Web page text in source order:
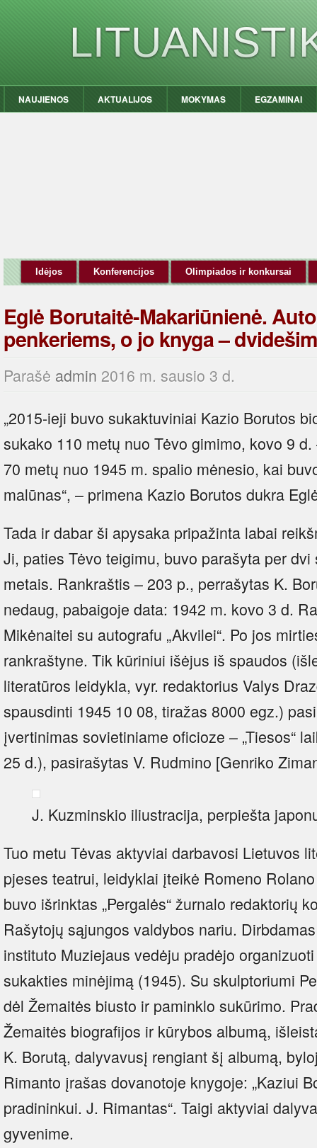
NAUJIENOS AKTUALIJOS MOKYMAS EGZAMINAI
Idėjos Konferencijos Olimpiados ir konkursai
Eglė Borutaitė-Makariūnienė.
penkeriems, o jo knyga –
Parašė admin 2016 m. sausio 3 d.
„2015-ieji buvo sukaktuviniai Kazio Borutos
sukako 110 metų nuo Tėvo gimimo, kovo 9
70 metų nuo 1945 m. spalio mėnesio, kai
malūnas“, – primena Kazio Borutos dukra
Tada ir dabar ši apysaka pripažinta labai
Ji, paties Tėvo teigimu, buvo parašyta per
metais. Rankraštis – 203 p., perrašytas K.
nedaug, pabaigoje data: 1942 m. kovo 3 d.
Mikėnaitei su autografu „Akvilei“. Po jos
rankraštyne. Tik kūriniui išėjus iš spaudos
literatūros leidykla, vyr. redaktorius Valys
spausdinti 1945 10 08, tiražas 8000 egz.)
įvertinimas sovietiniame oficioze – „Tiesos“
25 d.), pasirašytas V. Rudmino [Genriko
J. Kuzminskio iliustracija, perpiešta
Tuo metu Tėvas aktyviai darbavosi Lietuvos
pjeses teatrui, leidyklai įteikė Romeno
buvo išrinktas „Pergalės“ žurnalo redaktorių
Rašytojų sąjungos valdybos nariu.
instituto Muziejaus vedėju pradėjo
sukakties minėjimą (1945). Su skulptoriumi
dėl Žemaitės biusto ir paminklo sukūrimo.
Žemaitės biografijos ir kūrybos albumą,
K. Borutą, dalyvavusį rengiant šį albumą,
Rimanto įrašas dovanotoje knygoje: „Kaziui
pradininkui. J. Rimantas“. Taigi aktyviai
gyvenime.